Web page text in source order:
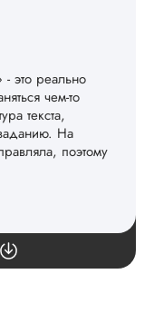
- это реально
чем-то
текста,
На
поэтому